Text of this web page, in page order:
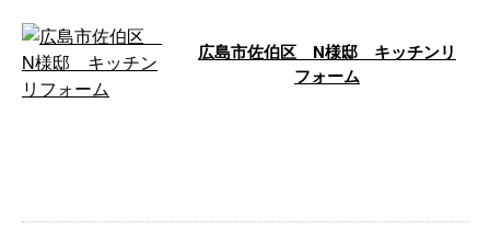
広島市佐伯区 N様邸 キッチンリ
フォーム